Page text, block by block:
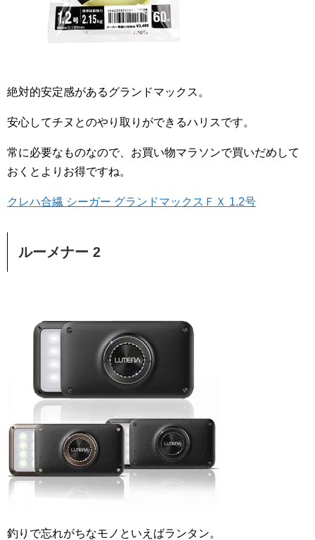
絶対的安定感があるグランドマックス。
安心してチヌとのやり取りができるハリスです。
常に必要なものなので、お買い物マラソンで買いだめして
おくとよりお得ですね。
クレハ合繊 シーガー グランドマックスＦＸ 1.2号
ルーメナー 2
釣りで忘れがちなモノといえばランタン。